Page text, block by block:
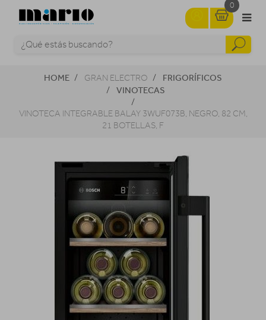
0
HOME GRAN ELECTRO
FRIGORÍFICOS
VINOTECAS
VINOTECA INTEGRABLE BALAY 3WUF073B, NEGRO, 82 CM,
21 BOTELLAS, F